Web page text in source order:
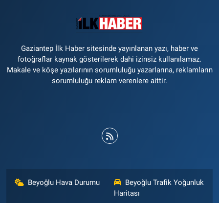
Gaziantep İlk Haber sitesinde yayınlanan yazı, haber ve
fotoğraflar kaynak gösterilerek dahi izinsiz kullanılamaz.
Makale ve köşe yazılarının sorumluluğu yazarlarına, reklamların
sorumluluğu reklam verenlere aittir.
Beyoğlu Hava Durumu
Beyoğlu Trafik Yoğunluk
Haritası